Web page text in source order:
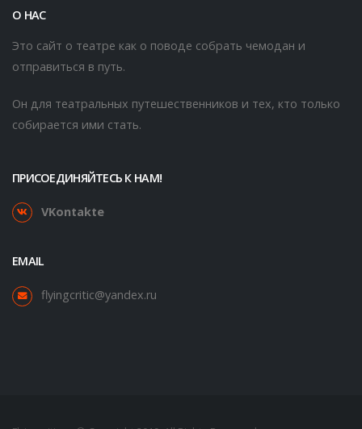
О НАС
Это сайт о театре как о поводе собрать чемодан и
отправиться в путь.
Он для театральных путешественников и тех, кто только
собирается ими стать.
ПРИСОЕДИНЯЙТЕСЬ К НАМ!
VKontakte
EMAIL
flyingcritic@yandex.ru